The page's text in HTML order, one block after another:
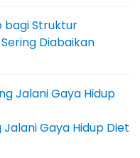
bagi Struktur
Diabaikan
Gaya Hidup Diet